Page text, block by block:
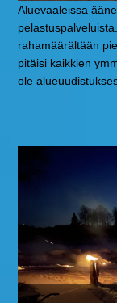
Aluevaaleissa
rahamäärältään
pitäisi kaikkien
ole